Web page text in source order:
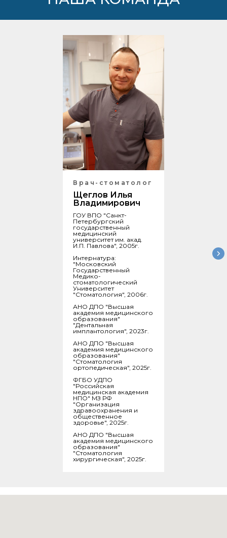
Врач-стоматолог
Щеглов Илья
Владимирович
ГОУ ВПО "Санкт-
Петербургский
государственный
медицинский
университет им. акад.
И.П. Павлова", 2005г.
Интернатура:
"Московский
Государственный
Медико-
стоматологический
Университет
"Стоматология", 2006г.
АНО ДПО "Высшая
академия медицинского
образования"
"Дентальная
имплантология", 2023г.
АНО ДПО "Высшая
академия медицинского
образования"
"Стоматология
ортопедическая", 2025г.
ФГБО УДПО
"Российская
медицинская академия
НПО" МЗ РФ
"Организация
здравоохранения и
общественное
здоровье", 2025г.
АНО ДПО "Высшая
академия медицинского
образования"
"Стоматология
хирургическая", 2025г.